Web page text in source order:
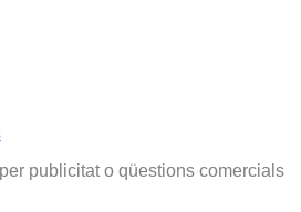
publicitat o qüestions comercials